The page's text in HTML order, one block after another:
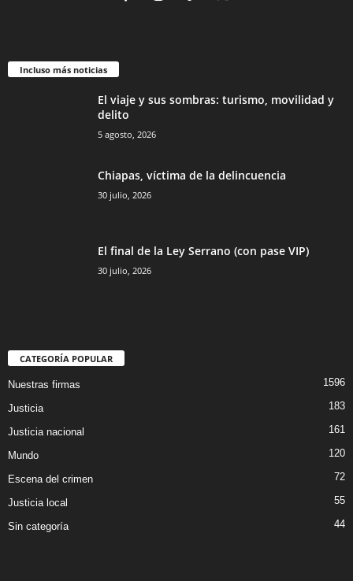
Incluso más noticias
El viaje y sus sombras: turismo, movilidad y
delito
5 agosto, 2026
Chiapas, víctima de la delincuencia
30 julio, 2026
El final de la Ley Serrano (con pase VIP)
30 julio, 2026
CATEGORÍA POPULAR
Nuestras firmas 1596
Justicia 183
Justicia nacional 161
Mundo 120
Escena del crimen 72
Justicia local 55
Sin categoría 44